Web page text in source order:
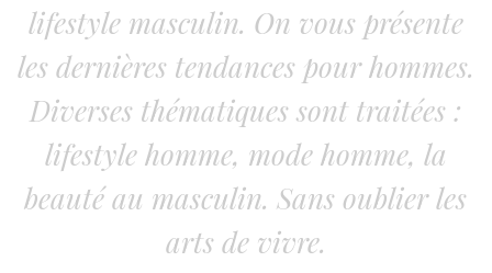
lifestyle masculin. On vous présente
les dernières tendances pour hommes.
Diverses thématiques sont traitées :
lifestyle homme, mode homme, la
beauté au masculin. Sans oublier les
arts de vivre.